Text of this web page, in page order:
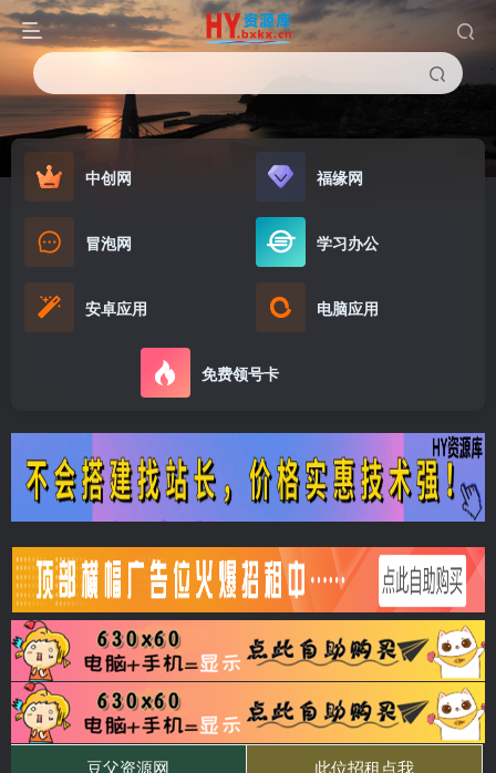
中创网 福缘网
冒泡网 学习办公
安卓应用 电脑应用
免费领号卡